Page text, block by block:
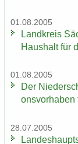
01.08.2005
Land­kreis
Haus­halt für
01.08.2005
Der
ons­vor­ha­ben
28.07.2005